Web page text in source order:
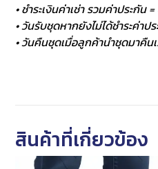
• ชำระเงินค่าเช่า รวมค่าประกั
• วันรับชุดหากยังไม่ได้ชำระค่า
• วันคืนชุดเมื่อลูกค้านำชุดมาคืน
สินค้าที่เกี่ยวข้อง